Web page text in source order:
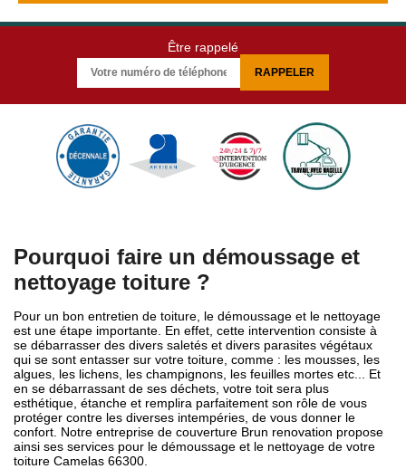
Être rappelé
Pourquoi faire un démoussage et
nettoyage toiture ?
Pour un bon entretien de toiture, le démoussage et le nettoyage
est une étape importante. En effet, cette intervention consiste à
se débarrasser des divers saletés et divers parasites végétaux
qui se sont entasser sur votre toiture, comme : les mousses, les
algues, les lichens, les champignons, les feuilles mortes etc... Et
en se débarrassant de ses déchets, votre toit sera plus
esthétique, étanche et remplira parfaitement son rôle de vous
protéger contre les diverses intempéries, de vous donner le
confort. Notre entreprise de couverture Brun renovation propose
ainsi ses services pour le démoussage et le nettoyage de votre
toiture Camelas 66300.